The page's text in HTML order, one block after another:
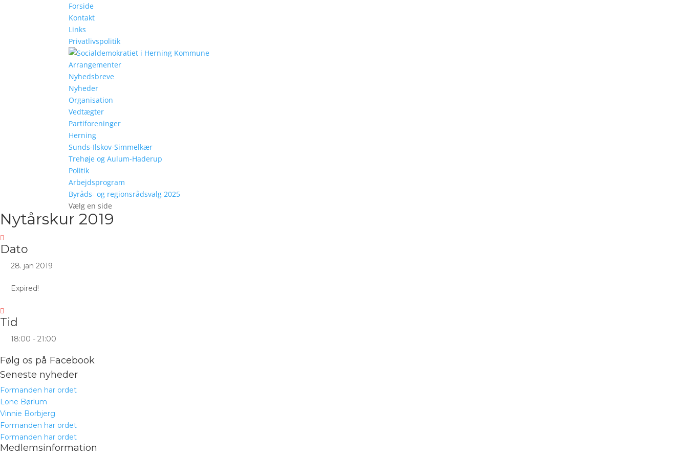
Forside
Kontakt
Links
Privatlivspolitik
Arrangementer
Nyhedsbreve
Nyheder
Organisation
Vedtægter
Partiforeninger
Herning
Sunds-Ilskov-Simmelkær
Trehøje og Aulum-Haderup
Politik
Arbejdsprogram
Byråds- og regionsrådsvalg 2025
Vælg en side
Nytårskur 2019
Dato
28. jan 2019
Expired!
Tid
18:00 - 21:00
Følg os på Facebook
Seneste nyheder
Formanden har ordet
Lone Børlum
Vinnie Borbjerg
Formanden har ordet
Formanden har ordet
Medlemsinformation